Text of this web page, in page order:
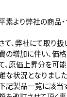
素より弊社の商品
て、弊社にて取り
の増加に伴い、価
、原価上昇分を可
な状況となりました
記製品一覧に該当